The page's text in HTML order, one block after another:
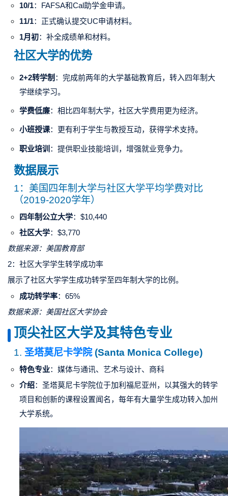
10/1：FAFSA和Cal助学金申请。
11/1：正式确认提交UC申请材料。
1月初：补全成绩单和材料。
社区大学的优势
2+2转学制 ：完成前两年的大学基础教育后，转入四年制大
学继续学习。
学费低廉：相比四年制大学，社区大学费用更为经济。
小班授课：更有利于学生与教授互动，获得学术支持。
职业培训 ：提供职业技能培训，增强就业竞争力。
数据展示
1：美国四年制大学与社区大学平均学费对比
（2019-2020学年）
四年制公立大学：$10,440
社区大学：$3,770
数据来源：美国教育部
2：社区大学学生转学成功率
展示了社区大学学生成功转学至四年制大学的比例。
成功转学率：65%
数据来源：美国社区大学协会
顶尖社区大学及其特色专业
1. 圣塔莫尼卡学院(Santa Monica College)
特色专业：媒体与通讯、艺术与设计、商科
介绍：圣塔莫尼卡学院位于加利福尼亚州，以其强大的转学
项目和创新的课程设置闻名，每年有大量学生成功转入加州
大学系统。